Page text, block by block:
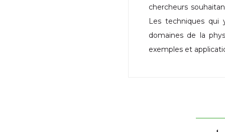
chercheurs
Les techniques qui
domaines de la
exemples et